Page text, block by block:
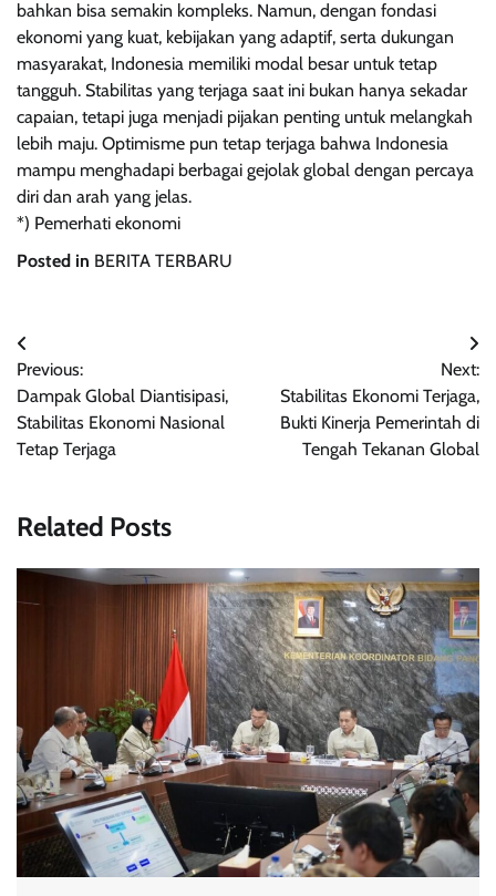
bahkan bisa semakin kompleks. Namun, dengan fondasi
ekonomi yang kuat, kebijakan yang adaptif, serta dukungan
masyarakat, Indonesia memiliki modal besar untuk tetap
tangguh. Stabilitas yang terjaga saat ini bukan hanya sekadar
capaian, tetapi juga menjadi pijakan penting untuk melangkah
lebih maju. Optimisme pun tetap terjaga bahwa Indonesia
mampu menghadapi berbagai gejolak global dengan percaya
diri dan arah yang jelas.
*) Pemerhati ekonomi
Posted in BERITA TERBARU
Post
navigation
Previous:
Dampak Global Diantisipasi,
Stabilitas Ekonomi Nasional
Tetap Terjaga
Next:
Stabilitas Ekonomi Terjaga,
Bukti Kinerja Pemerintah di
Tengah Tekanan Global
Related Posts